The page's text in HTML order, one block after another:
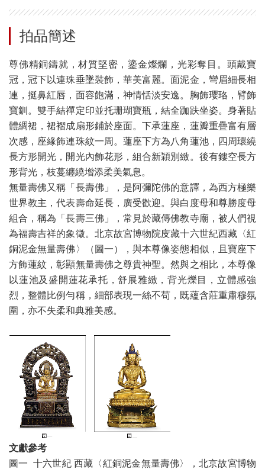
拍品簡述
尊佛精銅鑄就，材質堅密，鎏金燦爛，光彩奪目。頭戴寶
冠，冠下以連珠垂墜裝飾，華美富麗。面泥金，彎眉細長相
連，挺鼻紅唇，面容飽滿，神情恬淡安逸。胸飾瓔珞，臂飾
寶釧。雙手結禪定印並托珊瑚寶瓶，結全跏趺坐姿。身著貼
體綢裙，裙褶成扇形鋪於座面。下承蓮座，蓮瓣重疊富有層
次感，座緣飾連珠紋一周。蓮座下方為八角蓮池，四周環繞
長方形開光，開光內飾花形，組合新穎別緻。後有鏤空長方
形背光，枝蔓纏繞增添柔美氣息。
無量壽佛又稱「長壽佛」，是阿彌陀佛的意譯，為西方極樂
世界教主，代表壽命延長，廣受歡迎。與白度母和尊勝度母
組合，稱為「長壽三佛」，常見於藏傳佛教寺廟，被人們視
為福壽吉祥的象徵。北京故宮博物院庋藏十六世紀西藏〈紅
銅泥金無量壽佛〉（圖一），與本尊像姿態相似，且寶座下
方飾蓮紋，彰顯無量壽佛之尊貴神聖。然與之相比，本尊像
以蓮池及盛開蓮花承托，舒展雅緻，背光爍目，立體感強
烈，整體比例勻稱，細部表現一絲不苟，既蘊含莊重肅穆氛
圍，亦不失柔和典雅美感。
文獻參考
圖一 十六世紀 西藏〈紅銅泥金無量壽佛〉，北京故宮博物